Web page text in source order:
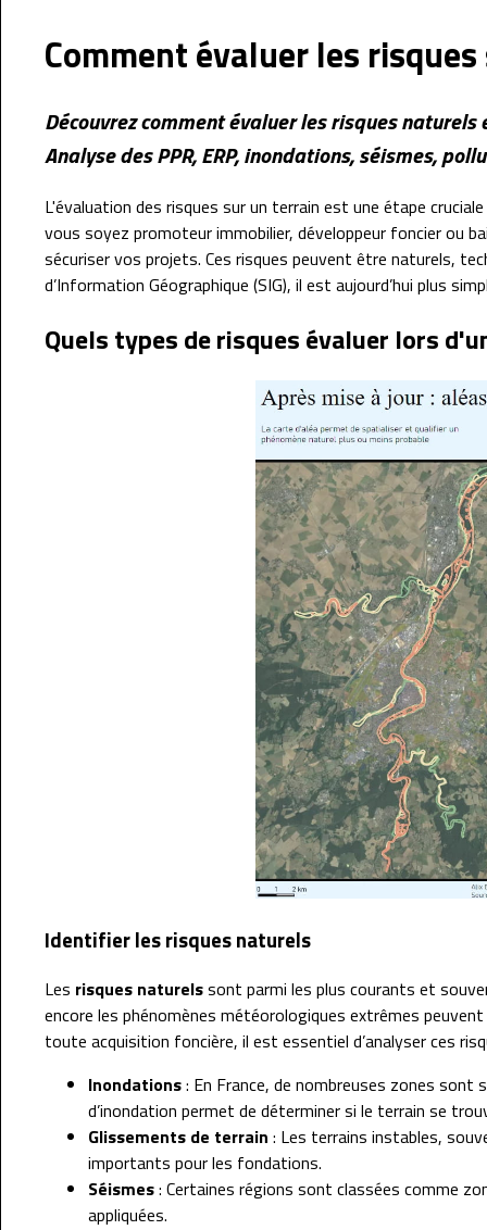
Comment évaluer les
Découvrez comment évaluer les risques
Analyse des PPR, ERP, inondations, séismes,
L'évaluation des risques sur un terrain est une étape
vous soyez promoteur immobilier, développeur foncier ou
sécuriser vos projets. Ces risques peuvent être naturels,
d’Information Géographique (SIG), il est aujourd’hui plus
Quels types de risques évaluer lors
Identifier les risques naturels
Les risques naturelssont parmi les plus courants et
encore les phénomènes météorologiques extrêmes
toute acquisition foncière, il est essentiel d’analyser ces
Inondations: En France, de nombreuses zones
d’inondation permet de déterminer si le terrain se
Glissements de terrain : Les terrains instables,
importants pour les fondations.
Séismes: Certaines régions sont classées comme
appliquées.